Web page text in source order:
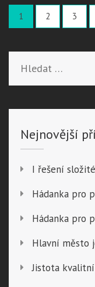
Stránkování
příspěvků
Page
1 Page
2 Page
3
Nejnovější
I řešení
Hádanka pro
Hádanka pro
Hlavní město
Jistota